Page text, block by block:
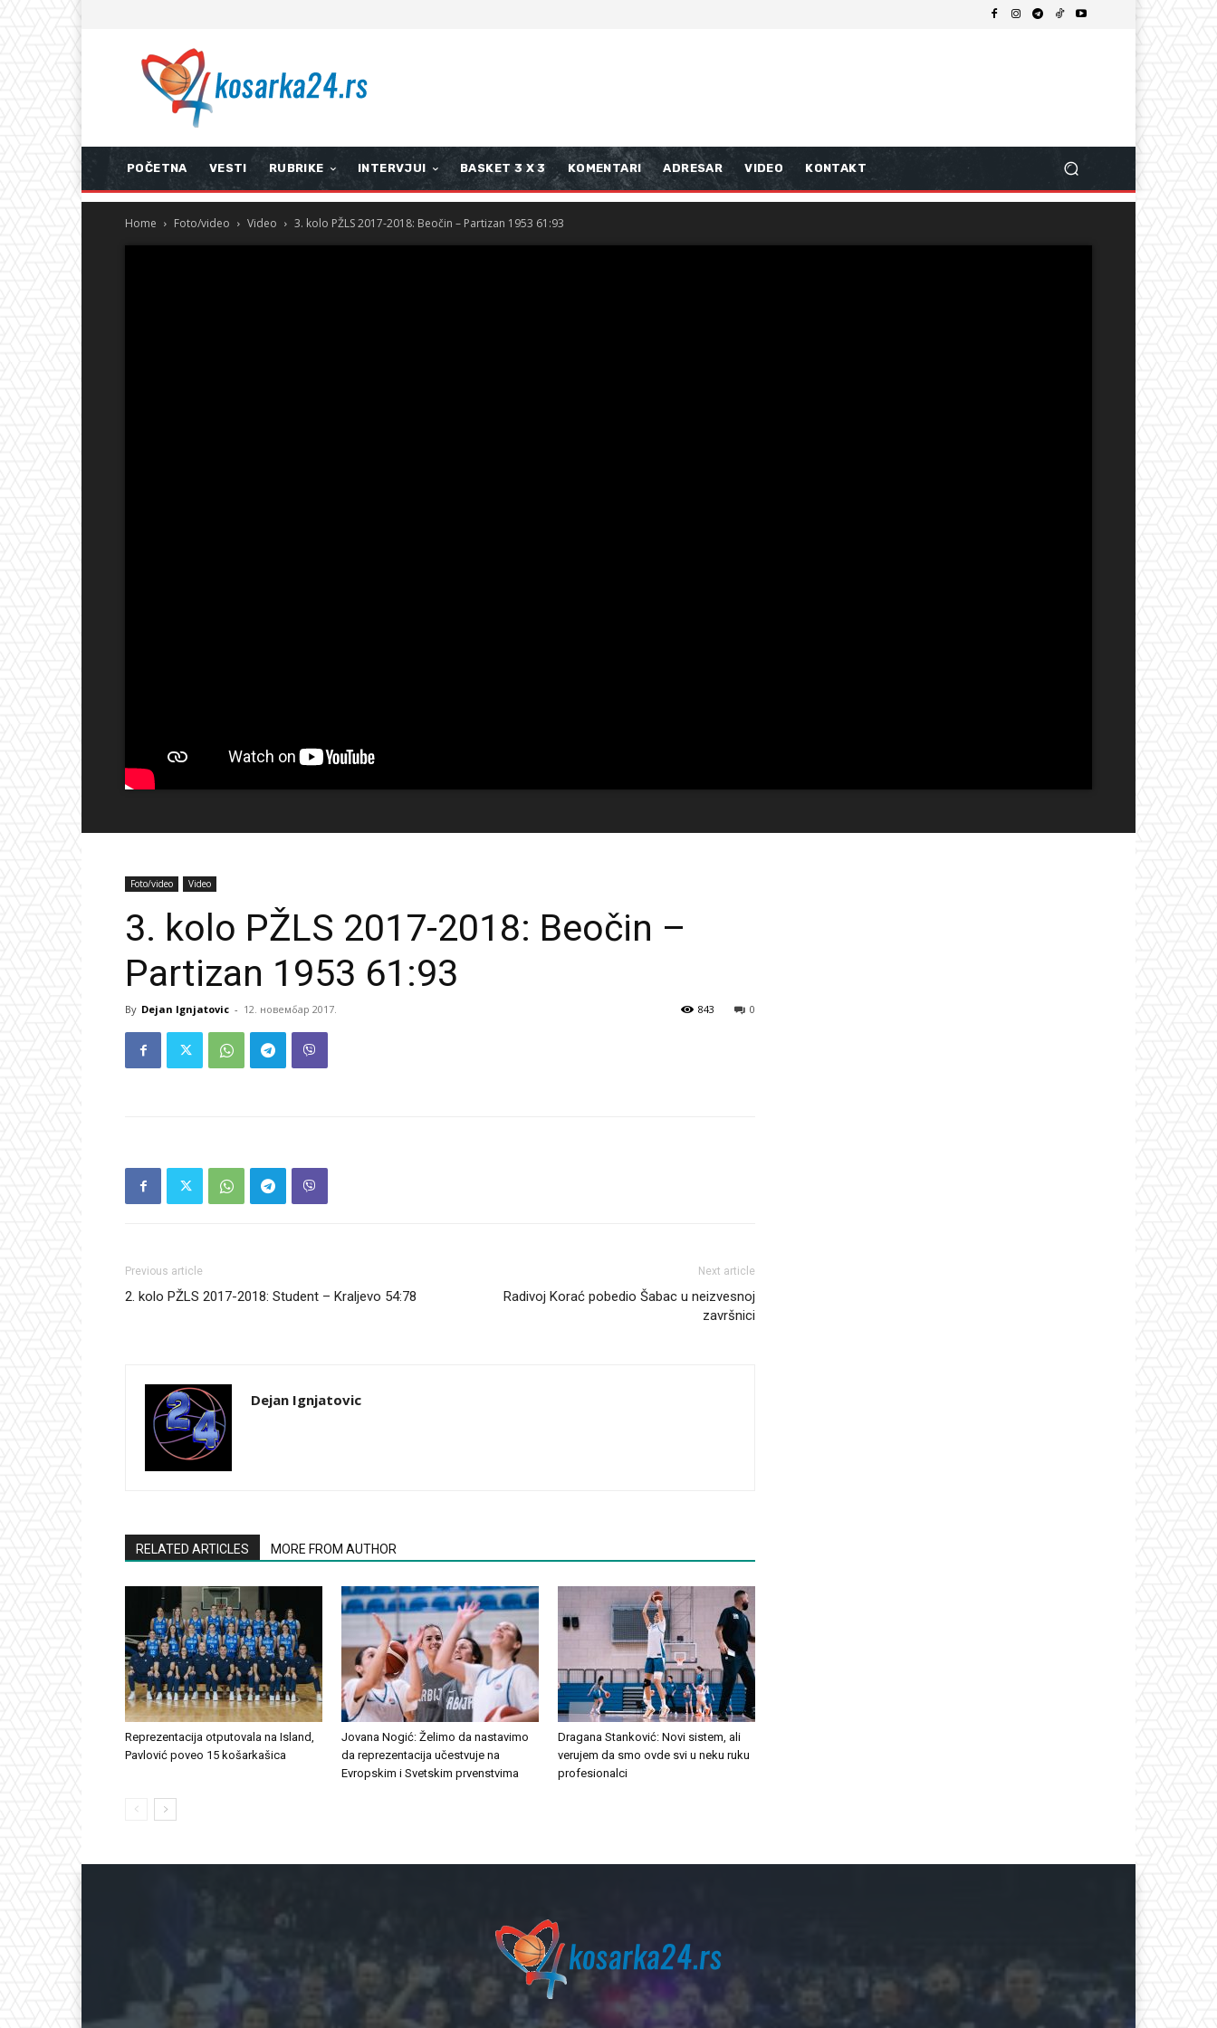
POČETNA VESTI RUBRIKE INTERVJUI BASKET 3 X 3 KOMENTARI ADRESAR VIDEO KONTAKT
Home Foto/video Video 3. kolo PŽLS 2017-2018: Beočin – Partizan 1953 61:93
Foto/video Video
3. kolo PŽLS 2017-2018: Beočin –
Partizan 1953 61:93
By Dejan Ignjatovic - 12. новембар 2017. 0
843
Previous article
2. kolo PŽLS 2017-2018: Student – Kraljevo 54:78
Next article
Radivoj Korać pobedio Šabac u neizvesnoj
završnici
Dejan Ignjatovic
RELATED ARTICLES MORE FROM AUTHOR
Reprezentacija otputovala na Island,
Pavlović poveo 15 košarkašica
Jovana Nogić: Želimo da nastavimo
da reprezentacija učestvuje na
Evropskim i Svetskim prvenstvima
Dragana Stanković: Novi sistem, ali
verujem da smo ovde svi u neku ruku
profesionalci